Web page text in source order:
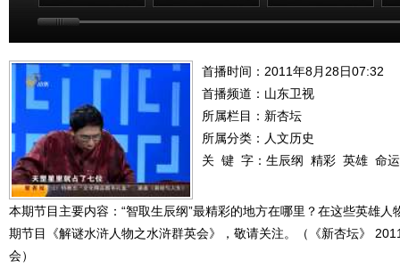
首播时间：2011年8月28日07:32
首播频道： 山东卫视
所属栏目： 新杏坛
所属分类：人文历史
关 键 字： 生辰纲 精彩 英雄 命运
本期节目主要内容：“智取生辰纲”最精彩的地方在哪里？在这些英雄
期节目《解谜水浒人物之水浒群英会》，敬请关注。（《新杏坛》
会）